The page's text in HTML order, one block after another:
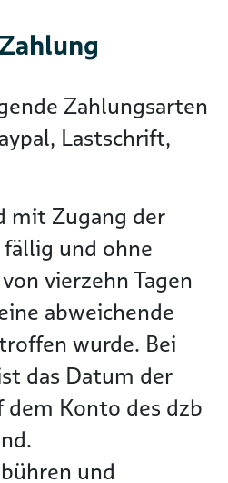
Zahlungsarten
Lastschrift,
mit Zugang der
und ohne
vierzehn Tagen
abweichende
wurde. Bei
das Datum der
Konto des dzb
und